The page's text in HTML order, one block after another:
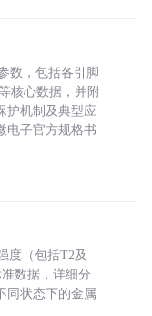
数，包括各引脚
核心数据，并附
护机制及典型应
电子官方规格书
度（包括T2及
数据，详细分
同状态下的金属